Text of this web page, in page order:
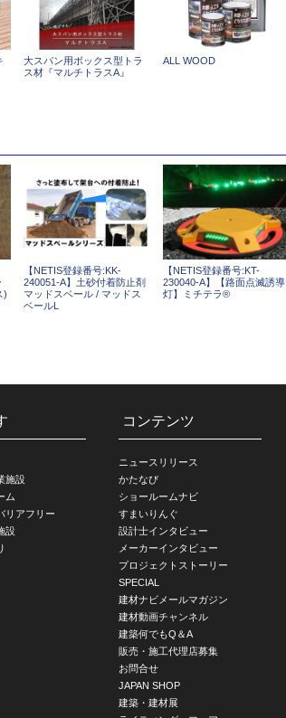
大スパン用ボックス型トラ
ス材『マルチトラスA』
ALL WOOD
)
【NETIS登録番号:KK-
240051-A】土砂付着防止剤
マッドスベール / マッドス
ベールL
【NETIS登録番号:KT-
230040-A】【路面点滅誘導
灯】ミチテラ®
施設
ム
リアフリー
設
コンテンツ
ニュースリリース
かたなび
ショールームナビ
すまいりんぐ
設計士インタビュー
メーカーインタビュー
プロジェクトストーリー
SPECIAL
建材ナビメールマガジン
建材動画チャンネル
建築何でもQ＆A
販売・施工代理店募集
お問合せ
JAPAN SHOP
建築・建材展